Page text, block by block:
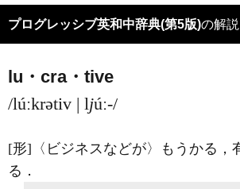
プログレッシブ英和中辞典(第5版)の解説
lu・cra・tive
/lúːkrətiv | ljúː-/
[形] 〈ビジネスなどが〉もうかる，
る ．